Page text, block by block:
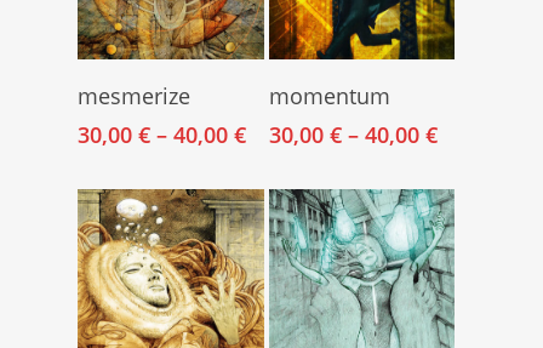
Select Options
mesmerize
30,00 € – 40,00 €
momentum
30,00 €– 40,00 €